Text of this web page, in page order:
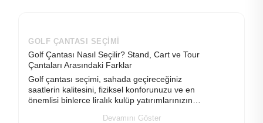
GOLF ÇANTASI SEÇIMI
Golf Çantası Nasıl Seçilir? Stand, Cart ve Tour
Çantaları Arasındaki Farklar
Golf çantası seçimi, sahada geçireceğiniz
saatlerin kalitesini, fiziksel konforunuzu ve en
önemlisi binlerce liralık kulüp yatırımlarınızın
Devamını Göster